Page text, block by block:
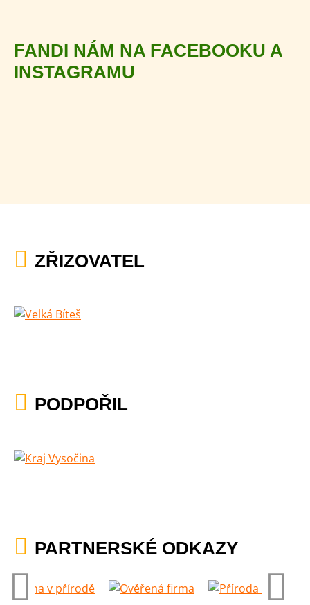
FANDI NÁM NA FACEBOOKU A
INSTAGRAMU
ZŘIZOVATEL
PODPOŘIL
PARTNERSKÉ ODKAZY